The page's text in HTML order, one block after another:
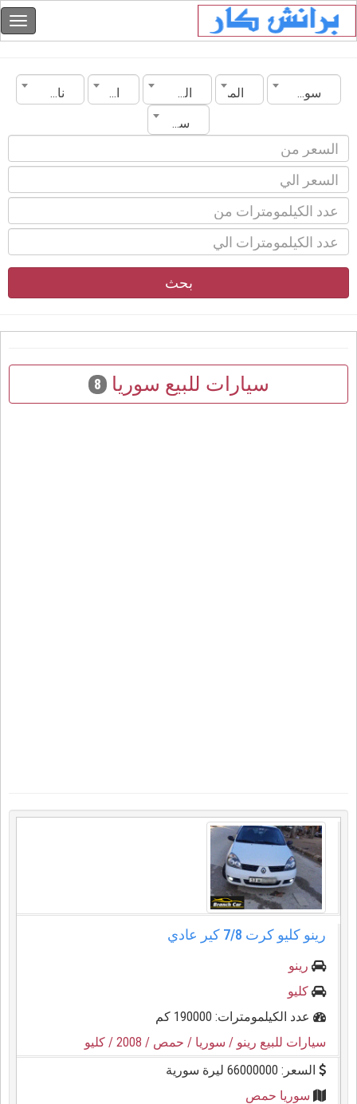
سوريا المدينة الماركة الموديل
ناقل الحركة
سنة الصنع
بحث
سيارات للبيع سوريا 8
رينو كليو كرت ⁦⁦7/8⁩⁩ كير عادي
رينو
كليو
عدد الكيلمومترات: 190000 كم
سيارات للبيع رينو / سوريا / حمص / 2008
/ كليو
السعر: 66000000 ليرة سورية
سوريا حمص